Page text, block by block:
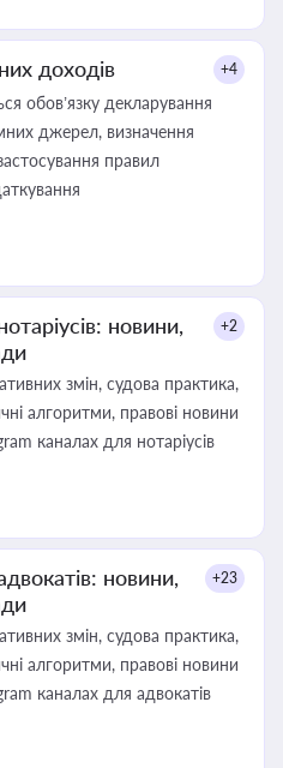
доходів +4
обов’язку декларування
джерел, визначення
правил
новини,
+2
змін, судова практика,
алгоритми, правові новини
каналах для нотаріусів
новини,
+23
змін, судова практика,
алгоритми, правові новини
каналах для адвокатів